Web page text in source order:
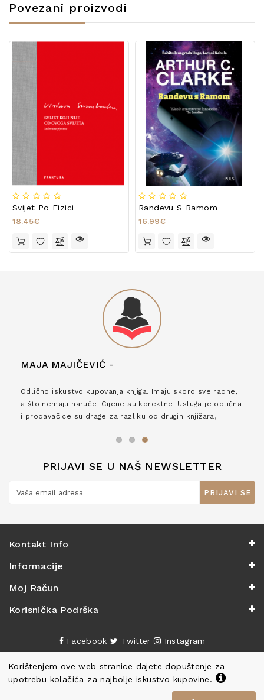
Povezani proizvodi
Svijet Po Fizici
18.45€
Randevu S Ramom
16.99€
Korištenjem ove web stranice dajete dopuštenje za
upotrebu kolačića za najbolje iskustvo kupovine.
MAJA MAJIČEVIĆ - -
Odlično iskustvo kupovanja knjiga. Imaju skoro sve radne,
a što nemaju naruče. Cijene su korektne. Usluga je odlična
i prodavačice su drage za razliku od drugih knjižara,
PRIJAVI SE U NAŠ NEWSLETTER
PRIJAVI SE
Kontakt Info
Informacije
Moj Račun
Korisnička Podrška
Facebook Twitter Instagram